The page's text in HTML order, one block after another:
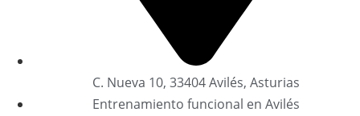
C. Nueva 10, 33404 Avilés, Asturias
Entrenamiento funcional en Avilés